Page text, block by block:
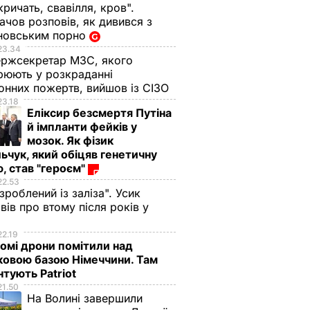
свавілля, кров".
розповів, як дивився з
порно
МЗС, якого
у розкраданні
пожертв, вийшов із СІЗО
Еліксир безсмертя Путіна
й імпланти фейків у
мозок. Як фізик
який обіцяв генетичну
став "героєм"
із заліза". Усик
про втому після років у
дрони помітили над
базою Німеччини. Там
Patriot
На Волині завершили